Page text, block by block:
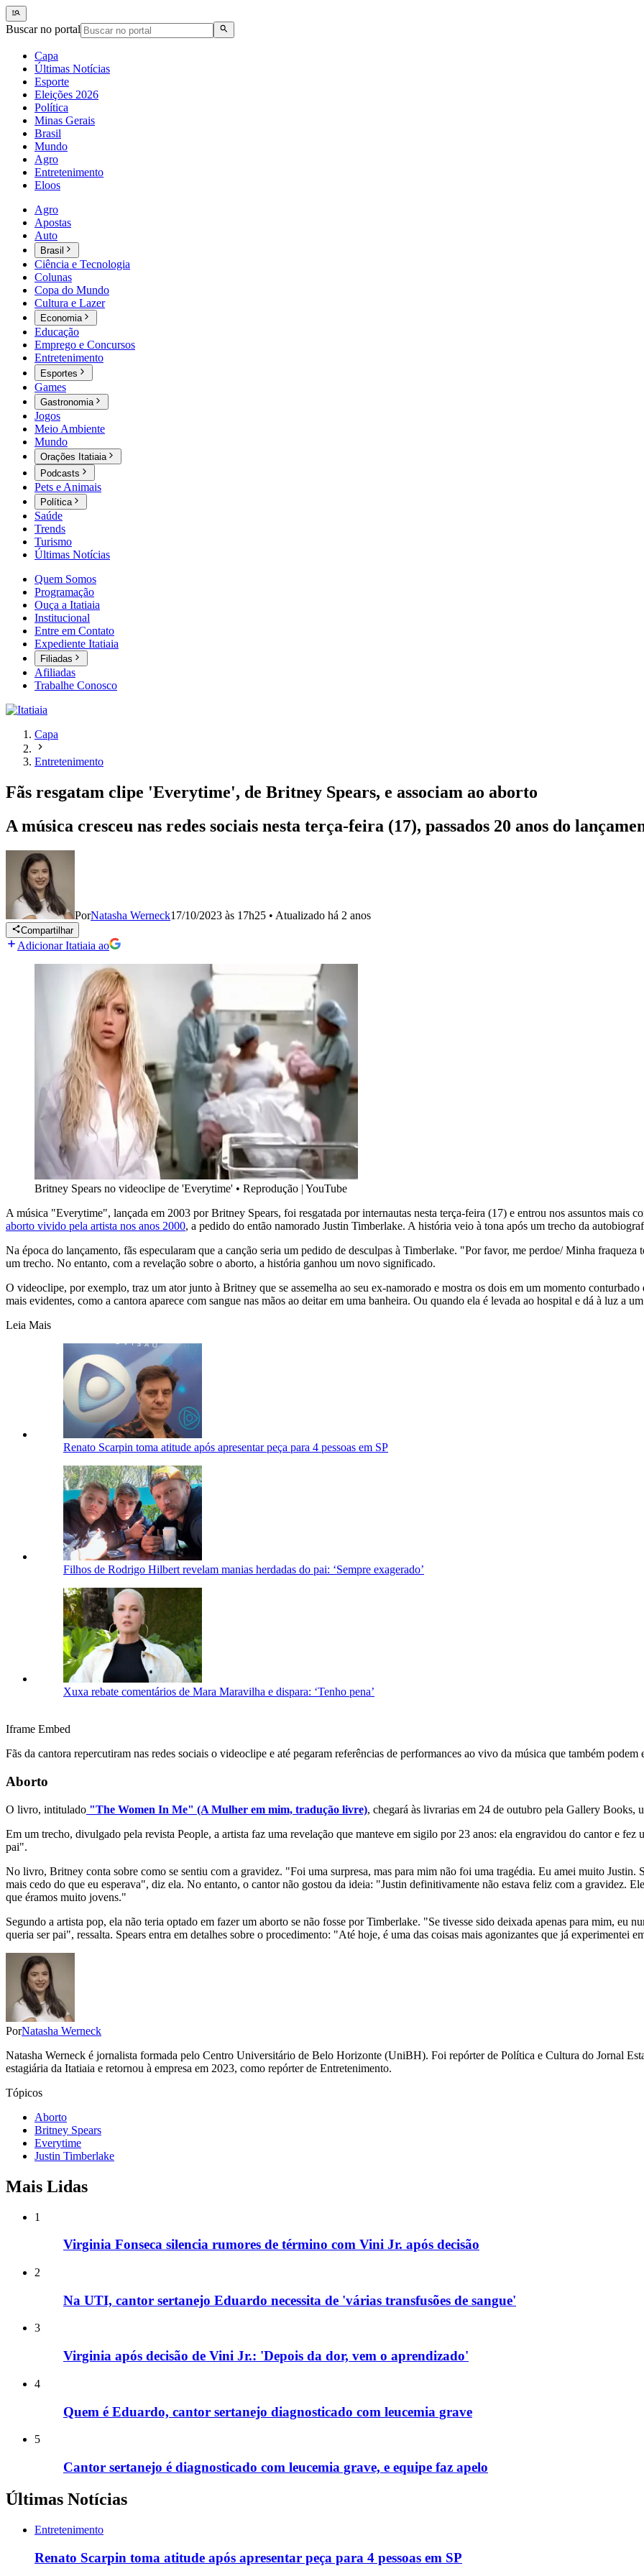
Buscar no portal
Capa
Últimas Notícias
Esporte
Eleições 2026
Política
Minas Gerais
Brasil
Mundo
Agro
Entretenimento
Eloos
Agro
Apostas
Auto
Brasil
Ciência e Tecnologia
Colunas
Copa do Mundo
Cultura e Lazer
Economia
Educação
Emprego e Concursos
Entretenimento
Esportes
Games
Gastronomia
Jogos
Meio Ambiente
Mundo
Orações Itatiaia
Podcasts
Pets e Animais
Política
Saúde
Trends
Turismo
Últimas Notícias
Quem Somos
Programação
Ouça a Itatiaia
Institucional
Entre em Contato
Expediente Itatiaia
Filiadas
Afiliadas
Trabalhe Conosco
Capa
Entretenimento
Fãs resgatam clipe 'Everytime', de Britney Spears, e associam ao aborto
A música cresceu nas redes sociais nesta terça-feira (17), passados 20 anos do
PorNatasha Werneck17/10/2023 às 17h25 • Atualizado há 2 anos
Compartilhar
Adicionar Itatiaia ao
Britney Spears no videoclipe de 'Everytime' • Reprodução | YouTube
A música "Everytime", lançada em 2003 por Britney Spears, foi resgatada por internautas nesta terça-feira (17) e entrou nos assuntos mais
aborto vivido pela artista nos anos 2000, a pedido do então namorado Justin Timberlake. A história veio à tona após um trecho da
Na época do lançamento, fãs especularam que a canção seria um pedido de desculpas à Timberlake. "Por favor, me perdoe/ Minha fraqueza
um trecho. No entanto, com a revelação sobre o aborto, a história ganhou um novo significado.
O videoclipe, por exemplo, traz um ator junto à Britney que se assemelha ao seu ex-namorado e mostra os dois em um momento
mais evidentes, como a cantora aparece com sangue nas mãos ao deitar em uma banheira. Ou quando ela é levada ao hospital e dá à luz a
Leia Mais
Renato Scarpin toma atitude após apresentar peça para 4 pessoas em SP
Filhos de Rodrigo Hilbert revelam manias herdadas do pai: ‘Sempre exagerado’
Xuxa rebate comentários de Mara Maravilha e dispara: ‘Tenho pena’
Iframe Embed
Fãs da cantora repercutiram nas redes sociais o videoclipe e até pegaram referências de performances ao vivo da música que também podem
Aborto
O livro, intitulado "The Women In Me" (A Mulher em mim, tradução livre), chegará às livrarias em 24 de outubro pela Gallery Books,
Em um trecho, divulgado pela revista People, a artista faz uma revelação que manteve em sigilo por 23 anos: ela engravidou do cantor e
pai".
No livro, Britney conta sobre como se sentiu com a gravidez. "Foi uma surpresa, mas para mim não foi uma tragédia. Eu amei muito Justin.
mais cedo do que eu esperava", diz ela. No entanto, o cantor não gostou da ideia: "Justin definitivamente não estava feliz com a gravidez.
que éramos muito jovens."
Segundo a artista pop, ela não teria optado em fazer um aborto se não fosse por Timberlake. "Se tivesse sido deixada apenas para mim, eu
queria ser pai", ressalta. Spears entra em detalhes sobre o procedimento: "Até hoje, é uma das coisas mais agonizantes que já experimentei
PorNatasha Werneck
Natasha Werneck é jornalista formada pelo Centro Universitário de Belo Horizonte (UniBH). Foi repórter de Política e Cultura do Jornal
estagiária da Itatiaia e retornou à empresa em 2023, como repórter de Entretenimento.
Tópicos
Aborto
Britney Spears
Everytime
Justin Timberlake
Mais Lidas
1
Virginia Fonseca silencia rumores de término com Vini Jr. após decisão
2
Na UTI, cantor sertanejo Eduardo necessita de 'várias transfusões de sangue'
3
Virginia após decisão de Vini Jr.: 'Depois da dor, vem o aprendizado'
4
Quem é Eduardo, cantor sertanejo diagnosticado com leucemia grave
5
Cantor sertanejo é diagnosticado com leucemia grave, e equipe faz apelo
Últimas Notícias
Entretenimento
Renato Scarpin toma atitude após apresentar peça para 4 pessoas em SP